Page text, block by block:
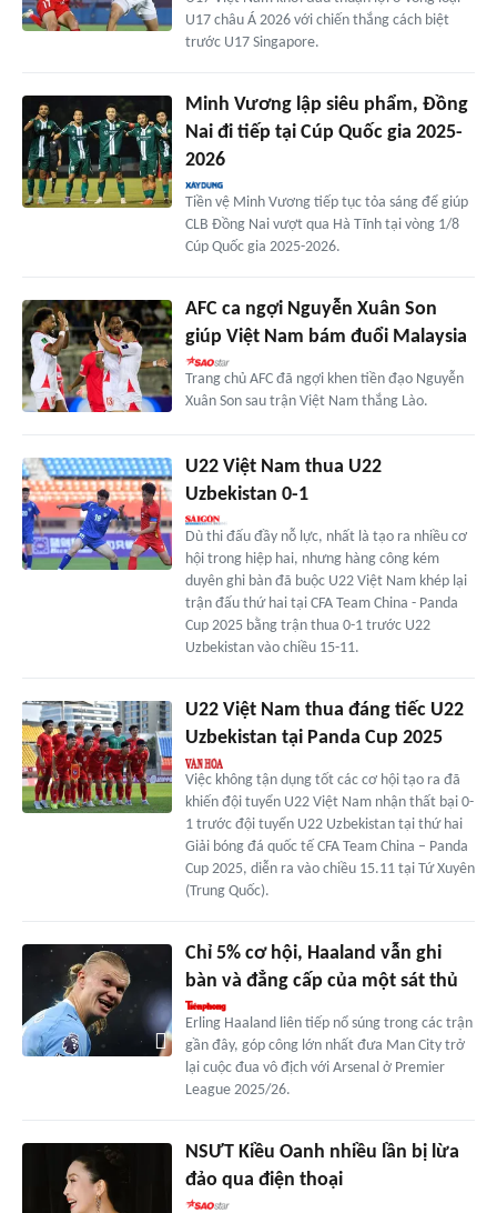
U17 châu Á 2026 với chiến thắng cách biệt
trước U17 Singapore.
Minh Vương lập siêu phẩm, Đồng
Nai đi tiếp tại Cúp Quốc gia 2025-
2026
Tiền vệ Minh Vương tiếp tục tỏa sáng để giúp
CLB Đồng Nai vượt qua Hà Tĩnh tại vòng 1/8
Cúp Quốc gia 2025-2026.
AFC ca ngợi Nguyễn Xuân Son
giúp Việt Nam bám đuổi Malaysia
Trang chủ AFC đã ngợi khen tiền đạo Nguyễn
Xuân Son sau trận Việt Nam thắng Lào.
U22 Việt Nam thua U22
Uzbekistan 0-1
Dù thi đấu đầy nỗ lực, nhất là tạo ra nhiều cơ
hội trong hiệp hai, nhưng hàng công kém
duyên ghi bàn đã buộc U22 Việt Nam khép lại
trận đấu thứ hai tại CFA Team China - Panda
Cup 2025 bằng trận thua 0-1 trước U22
Uzbekistan vào chiều 15-11.
U22 Việt Nam thua đáng tiếc U22
Uzbekistan tại Panda Cup 2025
Việc không tận dụng tốt các cơ hội tạo ra đã
khiến đội tuyển U22 Việt Nam nhận thất bại 0-
1 trước đội tuyển U22 Uzbekistan tại thứ hai
Giải bóng đá quốc tế CFA Team China – Panda
Cup 2025, diễn ra vào chiều 15.11 tại Tứ Xuyên
(Trung Quốc).
Chỉ 5% cơ hội, Haaland vẫn ghi
bàn và đẳng cấp của một sát thủ
Erling Haaland liên tiếp nổ súng trong các trận
gần đây, góp công lớn nhất đưa Man City trở
lại cuộc đua vô địch với Arsenal ở Premier
League 2025/26.
NSƯT Kiều Oanh nhiều lần bị lừa
đảo qua điện thoại